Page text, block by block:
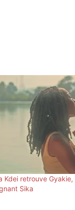
Kdei retrouve
Sika